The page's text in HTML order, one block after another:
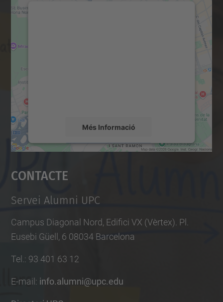
Més Informació
Accepta
powered by
Contacte
Servei Alumni UPC
Campus Diagonal Nord, Edifici VX (Vèrtex). Pl.
Eusebi Güell, 6 08034 Barcelona
Tel. : 93 401 63 12
E-mail : info.alumni@upc.edu